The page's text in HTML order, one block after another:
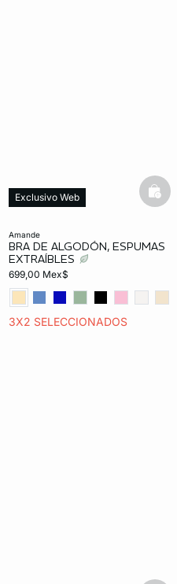
amande
BRA DE ALGODÓN, ESPUMAS
EXTRAÍBLES
699,00 Mex$
3X2 SELECCIONADOS
Exclusivo Web